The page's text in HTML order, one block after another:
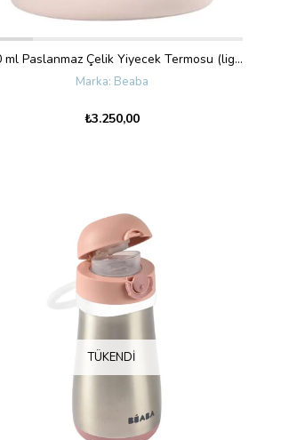
500 ml Paslanmaz Çelik Yiyecek Termosu (light pink/dark blue)
Beaba
₺3.250,00
TÜKENDI